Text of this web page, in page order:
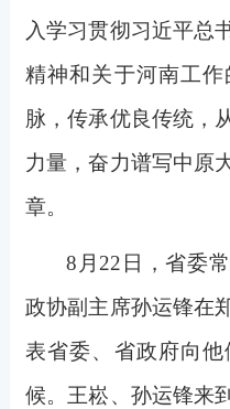
入学习贯彻习近平总
精神和关于河南工
脉，传承优良传统，
力量，奋力谱写中原
章。
8 月22日，省委
政协副主席孙运锋在
表省委、省政府向
候。王崧、孙运锋来